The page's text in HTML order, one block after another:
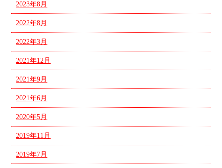
2023年8月
2022年8月
2022年3月
2021年12月
2021年9月
2021年6月
2020年5月
2019年11月
2019年7月